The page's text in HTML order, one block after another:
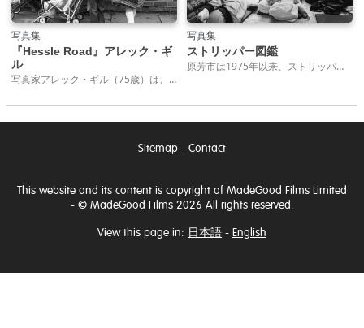
写真集
『Hessle Road』アレック・ギ
ル
写真家アレック・ギル（75歳）は、1971年にイギリスのキングストン・アポン・ハル市にあるセントアンドリュース漁港を撮り始めた。それ以来、この町のヘッスルロード地区にカメラを向け続けている。ギルは自らを称して“わが町を旅する人”そして斜陽の差す漁港の歴史を記録する“偶然の目撃者”だと言う。数十年に亘って、この地域とそこに住む人々を6,630枚にも及ぶ写真に捉えている。ギルはハル市の旧市街に生まれた。1960年代には海運業や運送業の仕事に就いたが事務仕事に向かず、よく旅へ出て写真を撮っていた。
写真集
ストリッパー図鑑
原芳市は1975年以来、ストリッパーの肖像を撮り続けてきた。その数は1,500枚以上にのぼる。写真集『ストリッパー図鑑』は、原のライフワークの原点を飾る一冊である。
Sitemap - Contact
This website and its content is copyright of MadeGood Films Limited
- © MadeGood Films 2026 All rights reserved.
View this page in: 日本語 - English